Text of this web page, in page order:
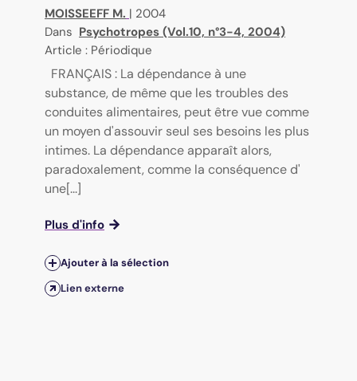
MOISSEEFF M. | 2004
Dans Psychotropes (Vol.10, n°3-4, 2004)
Article : Périodique
FRANÇAIS : La dépendance à une
substance, de même que les troubles des
conduites alimentaires, peut être vue comme
un moyen d'assouvir seul ses besoins les plus
intimes. La dépendance apparaît alors,
paradoxalement, comme la conséquence d'
une[...]
Plus d'info
Ajouter à la sélection
Lien externe